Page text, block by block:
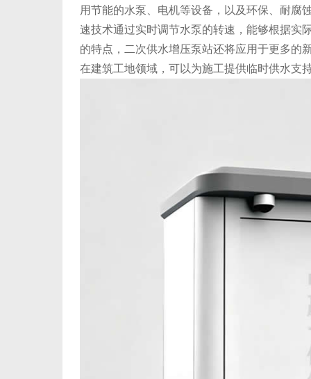
用节能的水泵、电机等设备，以及环保、耐腐
速技术通过实时调节水泵的转速，能够根据实
的特点，二次供水增压泵站还将应用于更多的
在建筑工地领域，可以为施工提供临时供水支